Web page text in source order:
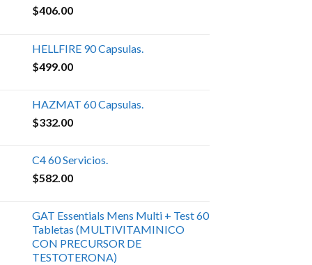
$406.00
HELLFIRE 90 Capsulas.
$499.00
HAZMAT 60 Capsulas.
$332.00
C4 60 Servicios.
$582.00
GAT Essentials Mens Multi + Test 60
Tabletas (MULTIVITAMINICO
CON PRECURSOR DE
TESTOTERONA)